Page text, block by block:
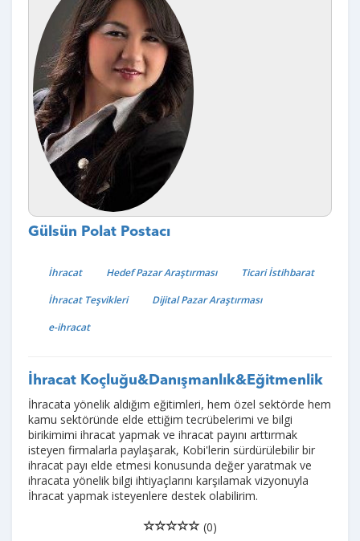
Gülsün Polat Postacı
İhracat Hedef Pazar Araştırması
Ticari İstihbarat
İhracat Teşvikleri
Dijital Pazar Araştırması
e-ihracat
İhracat Koçluğu&Danışmanlık&Eğitmenlik
İhracata yönelik aldığım eğitimleri, hem özel sektörde hem
kamu sektöründe elde ettiğim tecrübelerimi ve bilgi
birikimimi ihracat yapmak ve ihracat payını arttırmak
isteyen firmalarla paylaşarak, Kobi'lerin sürdürülebilir bir
ihracat payı elde etmesi konusunda değer yaratmak ve
ihracata yönelik bilgi ihtiyaçlarını karşılamak vizyonuyla
İhracat yapmak isteyenlere destek olabilirim.
(0)